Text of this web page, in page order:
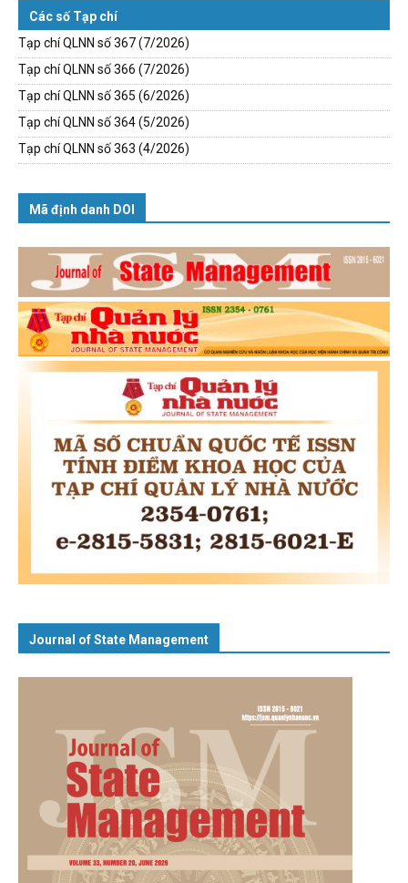
Các số Tạp chí
Tạp chí QLNN số 367 (7/2026)
Tạp chí QLNN số 366 (7/2026)
Tạp chí QLNN số 365 (6/2026)
Tạp chí QLNN số 364 (5/2026)
Tạp chí QLNN số 363 (4/2026)
Mã định danh DOI
Journal of State Management